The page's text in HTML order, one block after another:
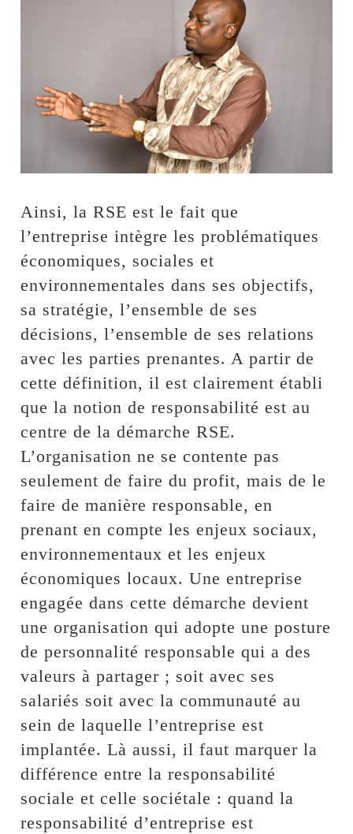
Ainsi, la RSE est le fait que
l’entreprise intègre les problématiques
économiques, sociales et
environnementales dans ses objectifs,
sa stratégie, l’ensemble de ses
décisions, l’ensemble de ses relations
avec les parties prenantes. A partir de
cette définition, il est clairement établi
que la notion de responsabilité est au
centre de la démarche RSE.
L’organisation ne se contente pas
seulement de faire du profit, mais de le
faire de manière responsable, en
prenant en compte les enjeux sociaux,
environnementaux et les enjeux
économiques locaux. Une entreprise
engagée dans cette démarche devient
une organisation qui adopte une posture
de personnalité responsable qui a des
valeurs à partager ; soit avec ses
salariés soit avec la communauté au
sein de laquelle l’entreprise est
implantée. Là aussi, il faut marquer la
différence entre la responsabilité
sociale et celle sociétale : quand la
responsabilité d’entreprise est